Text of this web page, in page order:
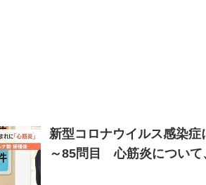
新型コロナウイルス感染
～85問目 心筋炎について